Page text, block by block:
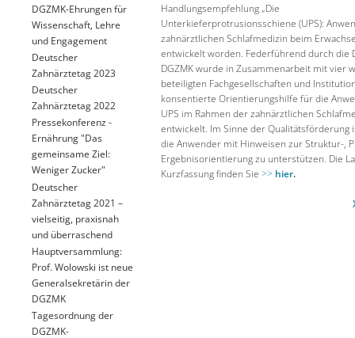
DGZMK-Ehrungen für
Wissenschaft, Lehre
und Engagement
Deutscher
Zahnärztetag 2023
Deutscher
Zahnärztetag 2022
Pressekonferenz -
Ernährung "Das
gemeinsame Ziel:
Weniger Zucker"
Deutscher
Zahnärztetag 2021 –
vielseitig, praxisnah
und überraschend
Hauptversammlung:
Prof. Wolowski ist neue
Generalsekretärin der
DGZMK
Tagesordnung der
DGZMK-
Handlungsempfehlung „Die
Unterkieferprotrusionsschiene (UPS):
zahnärztlichen Schlafmedizin beim
entwickelt worden. Federführend durch die
DGZMK wurde in Zusammenarbeit mit vier
beteiligten Fachgesellschaften und
konsentierte Orientierungshilfe für die
UPS im Rahmen der zahnärztlichen
entwickelt. Im Sinne der Qualitätsförderung
die Anwender mit Hinweisen zur Struktur-,
Ergebnisorientierung zu unterstützen. Die
Kurzfassung finden Sie>> hier.